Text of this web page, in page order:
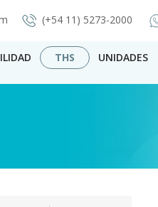
(+54 11) 5273-2000
THS UNIDADES